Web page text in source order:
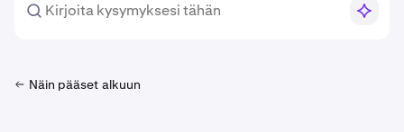
Näin pääset alkuun